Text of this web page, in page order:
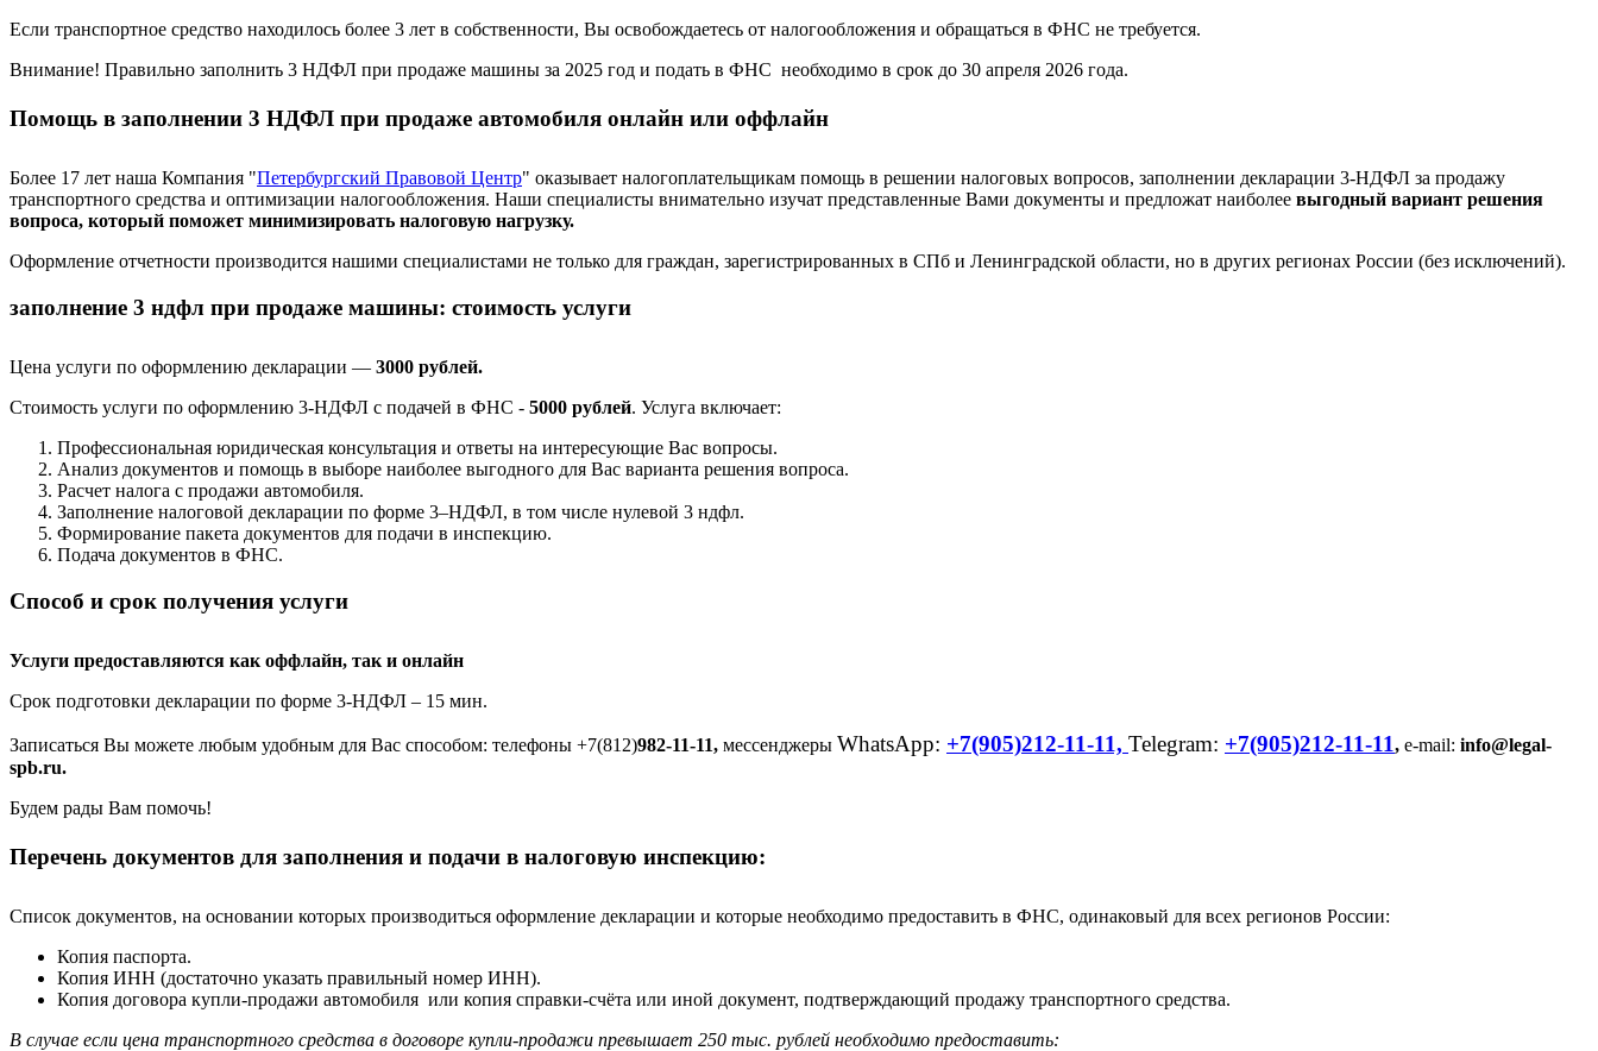
Если транспортное средство находилось более 3 лет в собственности, Вы освобождаетесь от налогообложения и обращаться в ФНС не требуется.
Внимание! Правильно заполнить 3 НДФЛ при продаже машины за 2025 год и подать в ФНС необходимо в срок до 30 апреля 2026 года.
Помощь в заполнении 3 НДФЛ при продаже автомобиля онлайн или оффлайн
Более 17 лет наша Компания "Петербургский Правовой Центр" оказывает налогоплательщикам помощь в решении налоговых вопросов, заполнении декларации 3-НДФЛ за продажу
транспортного средства и оптимизации налогообложения. Наши специалисты внимательно изучат представленные Вами документы и предложат наиболее выгодный вариант решения
вопроса, который поможет минимизировать налоговую нагрузку.
Оформление отчетности производится нашими специалистами не только для граждан, зарегистрированных в СПб и Ленинградской области, но в других регионах России (без исключений).
заполнение 3 ндфл при продаже машины: стоимость услуги
Цена услуги по оформлению декларации — 3000 рублей.
Стоимость услуги по оформлению 3-НДФЛ с подачей в ФНС - 5000 рублей. Услуга включает:
Профессиональная юридическая консультация и ответы на интересующие Вас вопросы.
Анализ документов и помощь в выборе наиболее выгодного для Вас варианта решения вопроса.
Расчет налога с продажи автомобиля.
Заполнение налоговой декларации по форме 3–НДФЛ, в том числе нулевой 3 ндфл.
Формирование пакета документов для подачи в инспекцию.
Подача документов в ФНС.
Способ и срок получения услуги
Услуги предоставляются как оффлайн, так и онлайн
Срок подготовки декларации по форме 3-НДФЛ – 15 мин.
Записаться Вы можете любым удобным для Вас способом: телефоны +7(812)982-11-11, мессенджеры WhatsApp: +7(905)212-11-11, Telegram: +7(905)212-11-11, e-mail: info@legal-
spb.ru.
Будем рады Вам помочь!
Перечень документов для заполнения и подачи в налоговую инспекцию:
Список документов, на основании которых производиться оформление декларации и которые необходимо предоставить в ФНС, одинаковый для всех регионов России:
Копия паспорта.
Копия ИНН (достаточно указать правильный номер ИНН).
Копия договора купли-продажи автомобиля или копия справки-счёта или иной документ, подтверждающий продажу транспортного средства.
В случае если цена транспортного средства в договоре купли-продажи превышает 250 тыс. рублей необходимо предоставить: